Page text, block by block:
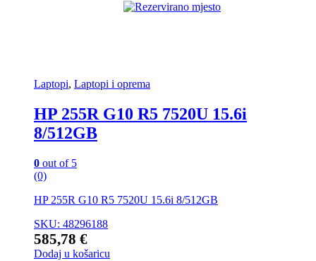
Laptopi, Laptopi i oprema
HP 255R G10 R5 7520U 15.6i
8/512GB
0 out of 5
(0)
HP 255R G10 R5 7520U 15.6i 8/512GB
SKU: 48296188
585,78 €
Dodaj u košaricu